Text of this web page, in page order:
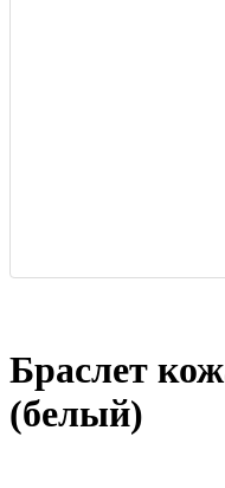
Браслет
(белый)